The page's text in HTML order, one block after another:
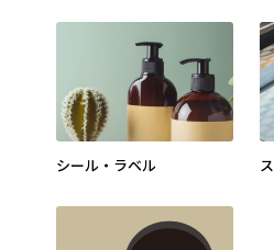
シール・ラベル